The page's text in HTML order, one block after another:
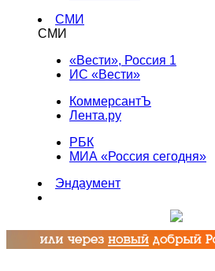
СМИ
СМИ
«Вести», Россия 1
ИС «Вести»
КоммерсантЪ
Лента.ру
РБК
МИА «Россия сегодня»
Эндаумент